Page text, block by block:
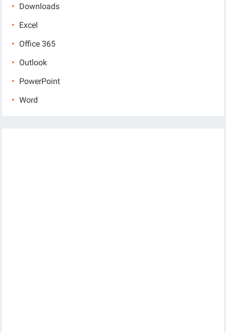
Downloads
Excel
Office 365
Outlook
PowerPoint
Word